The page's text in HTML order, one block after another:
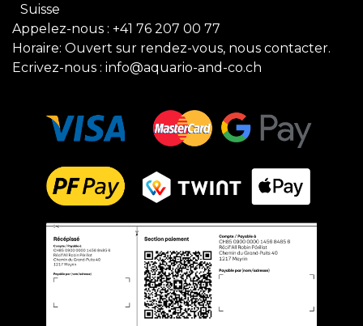
Suisse
Appelez-nous : +41 76 207 00 77
Horaire: Ouvert sur rendez-vous, nous contacter.
Ecrivez-nous : info@aquario-and-co.ch